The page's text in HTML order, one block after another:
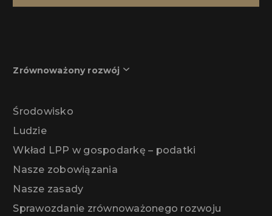
Zrównoważony rozwój
Środowisko
Ludzie
Wkład LPP w gospodarkę – podatki
Nasze zobowiązania
Nasze zasady
Sprawozdanie zrównoważonego rozwoju